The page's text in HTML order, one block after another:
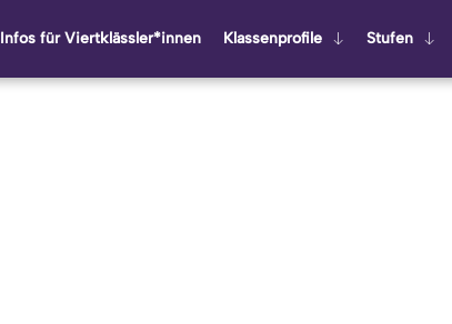
Infos für Viert­kläss­ler*innen Klas­sen­pro­fi­le Stu­fen